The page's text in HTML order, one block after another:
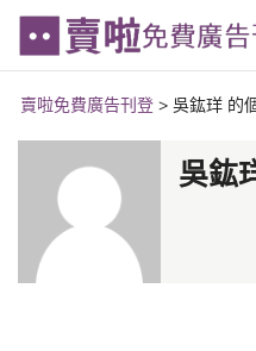
賣啦免費廣告刊登 > 吳鈜珜 的
吳鈜